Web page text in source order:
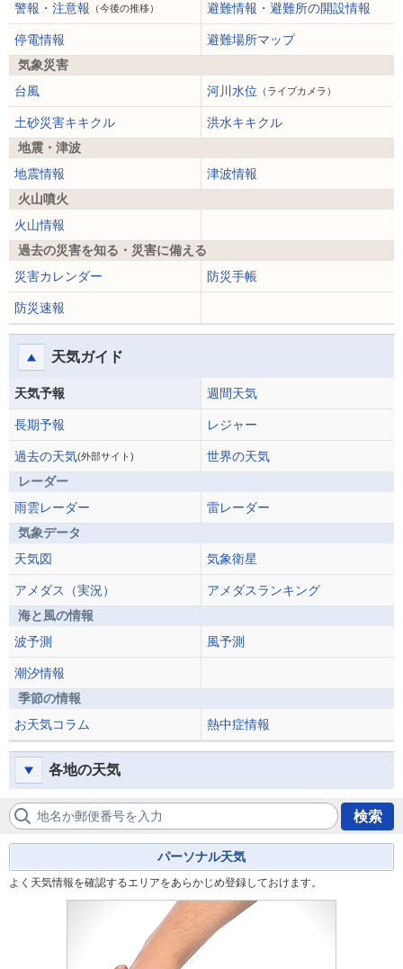
警報・注意報 （今後の推移） 避難情報・避難所の開設情報
停電情報
避難場所マップ
気象災害
台風
河川水位 （ライブカメラ）
土砂災害キキクル
洪水キキクル
地震・津波
地震情報
津波情報
火山噴火
火山情報
過去の災害を知る・災害に備える
災害カレンダー
防災手帳
防災速報
天気ガイド
天気予報 週間天気
長期予報 レジャー
過去の天気(外部サイト)
世界の天気
レーダー
雨雲レーダー
雷レーダー
気象データ
天気図
気象衛星
アメダス（実況）
アメダスランキング
海と風の情報
波予測
風予測
潮汐情報
季節の情報
お天気コラム
熱中症情報
各地の天気
地名か郵便番号を入力 検索
パーソナル天気
よく天気情報を確認するエリアをあらかじめ登録しておけます。